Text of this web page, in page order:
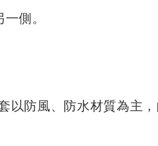
側。
防風、防水材質為主